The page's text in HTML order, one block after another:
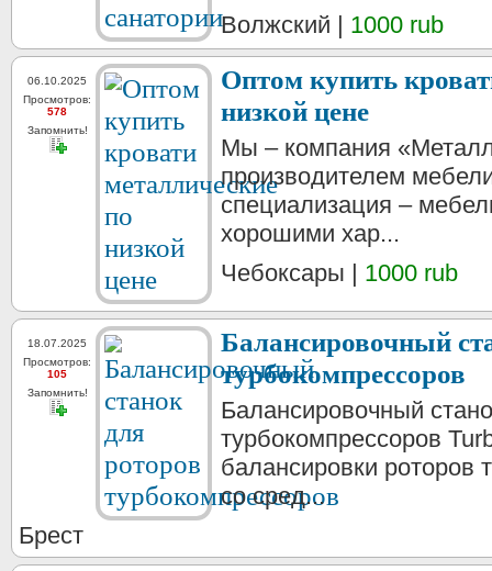
Волжский | 1000 rub
06.10.2025
Просмотров:
578
Запомнить!
Оптом купить
низкой цене
Мы – компания
производителем
специализация –
хорошими хар...
Чебоксары | 1000 rub
18.07.2025
Просмотров:
105
Запомнить!
Балансировочный
турбокомпрессоров
Балансировочный
турбокомпрессоров
балансировки роторов
со сред...
Брест